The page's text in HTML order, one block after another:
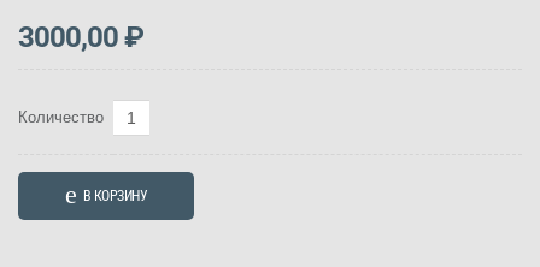
3000,00₽
Количество
Количество
Букет
В КОРЗИНУ